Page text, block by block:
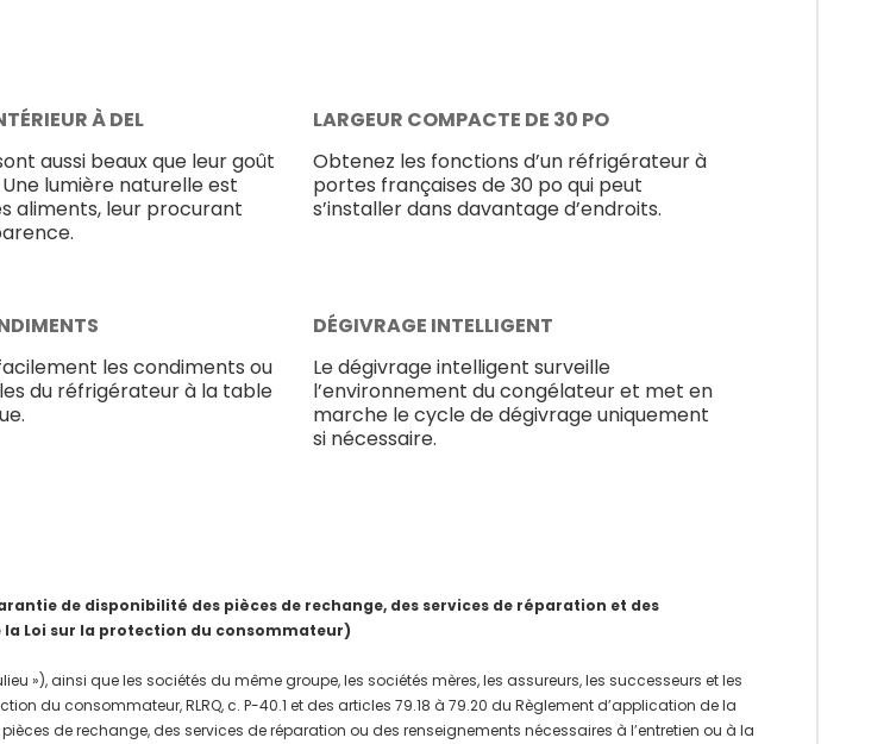
À DEL
aussi beaux que leur goût
lumière naturelle est
aliments, leur procurant
LARGEUR COMPACTE DE 30 PO
Obtenez les fonctions d’un réfrigérateur à
portes françaises de 30 po qui peut
s’installer dans davantage d’endroits.
les condiments ou
du réfrigérateur à la table
DÉGIVRAGE INTELLIGENT
Le dégivrage intelligent surveille
l’environnement du congélateur et met en
marche le cycle de dégivrage uniquement
si nécessaire.
de disponibilité des pièces de rechange, des services de réparation et des
Loi sur la protection du consommateur)
»), ainsi que les sociétés du même groupe, les sociétés mères, les assureurs, les successeurs et les
du consommateur, RLRQ, c. P-40.1 et des articles 79.18 à 79.20 du Règlement d’application de la
de rechange, des services de réparation ou des renseignements nécessaires à l’entretien ou à la